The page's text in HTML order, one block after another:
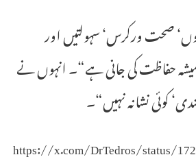
صحت ورکرس‘ سہولتیں اور
حفاظت کی جانی ہے“۔ انہوں نے
کوئی نشانہ نہیں“۔
https://x.com/DrTedros/status/